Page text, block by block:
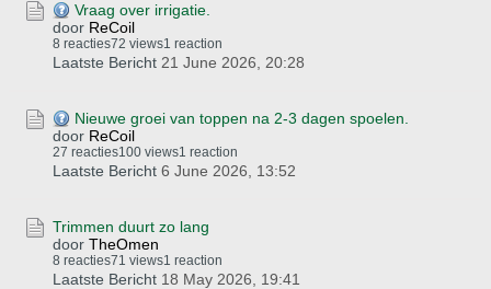
Vraag over irrigatie.
door ReCoil
8 reacties72 views1 reaction
Laatste Bericht 21 June 2026, 20:28
Nieuwe groei van toppen na 2-3 dagen spoelen.
door ReCoil
27 reacties100 views1 reaction
Laatste Bericht 6 June 2026, 13:52
Trimmen duurt zo lang
door TheOmen
8 reacties71 views1 reaction
Laatste Bericht 18 May 2026, 19:41